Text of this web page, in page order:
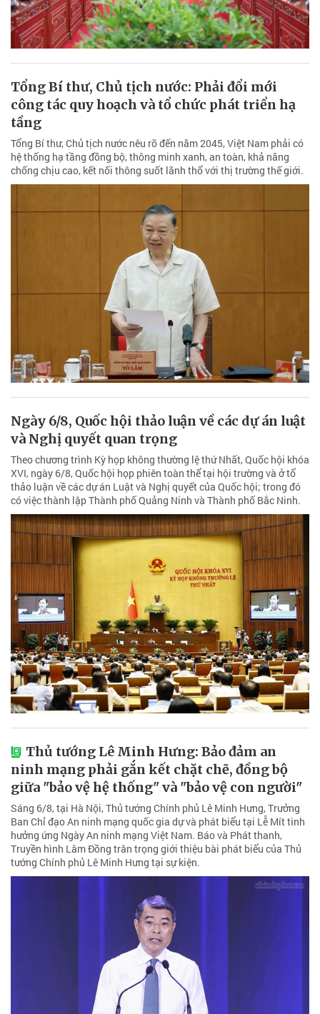
Tổng Bí thư, Chủ tịch nước: Phải đổi mới
công tác quy hoạch và tổ chức phát triển hạ
tầng
Tổng Bí thư, Chủ tịch nước nêu rõ đến năm 2045, Việt Nam phải có
hệ thống hạ tầng đồng bộ, thông minh xanh, an toàn, khả năng
chống chịu cao, kết nối thông suốt lãnh thổ với thị trường thế giới.
Ngày 6/8, Quốc hội thảo luận về các dự án luật
và Nghị quyết quan trọng
Theo chương trình Kỳ họp không thường lệ thứ Nhất, Quốc hội khóa
XVI, ngày 6/8, Quốc hội họp phiên toàn thể tại hội trường và ở tổ
thảo luận về các dự án Luật và Nghị quyết của Quốc hội; trong đó
có việc thành lập Thành phố Quảng Ninh và Thành phố Bắc Ninh.
Thủ tướng Lê Minh Hưng: Bảo đảm an
ninh mạng phải gắn kết chặt chẽ, đồng bộ
giữa "bảo vệ hệ thống" và "bảo vệ con người"
Sáng 6/8, tại Hà Nội, Thủ tướng Chính phủ Lê Minh Hưng, Trưởng
Ban Chỉ đạo An ninh mạng quốc gia dự và phát biểu tại Lễ Mít tinh
hưởng ứng Ngày An ninh mạng Việt Nam. Báo và Phát thanh,
Truyền hình Lâm Đồng trân trọng giới thiệu bài phát biểu của Thủ
tướng Chính phủ Lê Minh Hưng tại sự kiện.